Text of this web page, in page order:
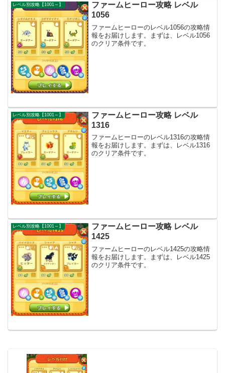
レベル別攻略【1001～】
ファームヒーロー攻略 レベル
1056
ファームヒーローのレベル1056の攻略情
報をお届けします。まずは、レベル1056
のクリア条件です。
レベル別攻略【1001～】
ファームヒーロー攻略 レベル
1316
ファームヒーローのレベル1316の攻略情
報をお届けします。まずは、レベル1316
のクリア条件です。
レベル別攻略【1001～】
ファームヒーロー攻略 レベル
1425
ファームヒーローのレベル1425の攻略情
報をお届けします。まずは、レベル1425
のクリア条件です。